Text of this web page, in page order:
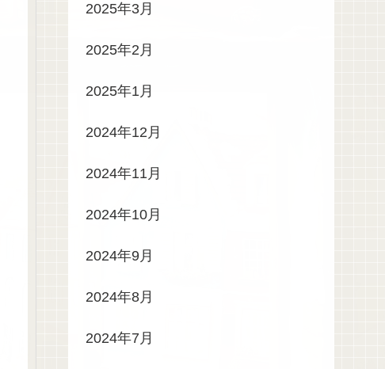
2025年3月
2025年2月
2025年1月
2024年12月
2024年11月
2024年10月
2024年9月
2024年8月
2024年7月